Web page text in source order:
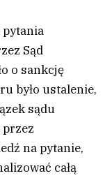
pytania
Sąd
o sankcję
było ustalenie,
sądu
na pytanie,
całą